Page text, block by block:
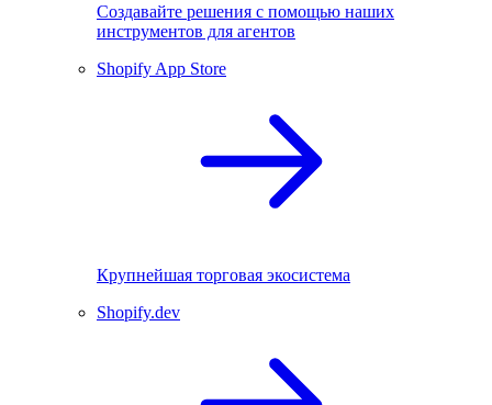
Создавайте решения с помощью наших
инструментов для агентов
Shopify App Store
Крупнейшая торговая экосистема
Shopify.dev